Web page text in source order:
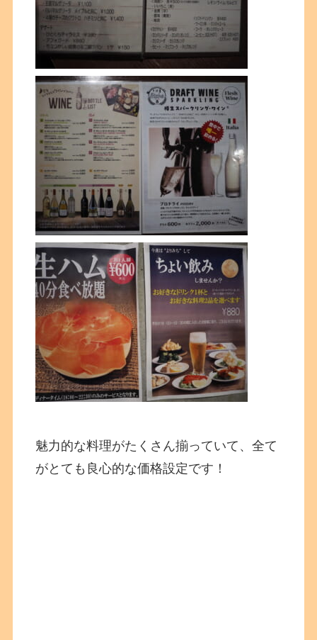
魅力的な料理がたくさん揃っていて、全て
がとても良心的な価格設定です！